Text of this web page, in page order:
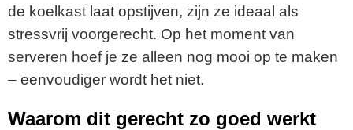
de koelkast laat opstijven, zijn ze ideaal als
stressvrij voorgerecht. Op het moment van
serveren hoef je ze alleen nog mooi op te maken
– eenvoudiger wordt het niet.
Waarom dit gerecht zo goed werkt